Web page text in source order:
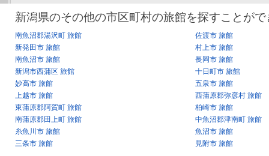
新潟県のその他の市区町村の旅館を探すことが
南魚沼郡湯沢町 旅館
佐渡市 旅館
新発田市 旅館
村上市 旅館
南魚沼市 旅館
長岡市 旅館
新潟市西蒲区 旅館
十日町市 旅館
妙高市 旅館
五泉市 旅館
上越市 旅館
西蒲原郡弥彦村 旅館
東蒲原郡阿賀町 旅館
柏崎市 旅館
南蒲原郡田上町 旅館
中魚沼郡津南町 旅館
糸魚川市 旅館
魚沼市 旅館
三条市 旅館
見附市 旅館